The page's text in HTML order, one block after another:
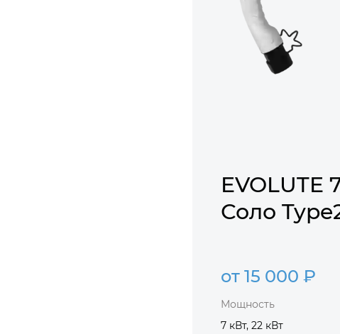
EVOLUTE
Соло
от 15 000 ₽
Мощность
7 кВт, 22 кВт